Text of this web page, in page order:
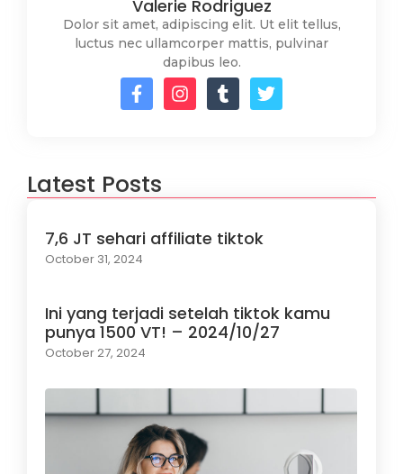
Valerie Rodriguez
Dolor sit amet, adipiscing elit. Ut elit tellus,
luctus nec ullamcorper mattis, pulvinar
dapibus leo.
Latest Posts
7,6 JT sehari affiliate tiktok
October 31, 2024
Ini yang terjadi setelah tiktok kamu
punya 1500 VT! – 2024/10/27
October 27, 2024